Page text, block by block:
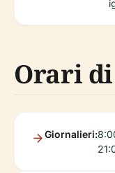
Orari
Giornalieri: